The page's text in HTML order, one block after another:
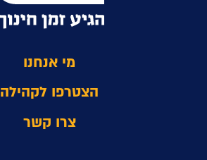
מי אנחנו
הצטרפו לקהילה
צרו קשר